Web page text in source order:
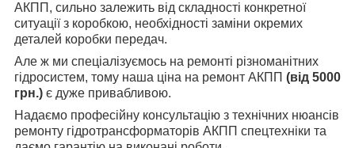
АКПП, сильно залежить від складності конкретної
ситуації з коробкою, необхідності заміни окремих
деталей коробки передач.
Але ж ми спеціалізуємось на ремонті різноманітних
гідросистем, тому наша ціна на ремонт АКПП (від 5000
грн.) є дуже привабливою.
Надаємо професійну консультацію з технічних нюансів
ремонту гідротрансформаторів АКПП спецтехніки та